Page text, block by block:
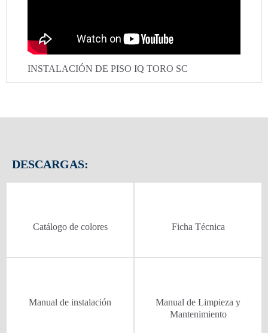
INSTALACIÓN DE PISO IQ TORO SC
DESCARGAS:
Catálogo de colores Ficha Técnica
Manual de instalación
Manual de Limpieza y
Mantenimiento